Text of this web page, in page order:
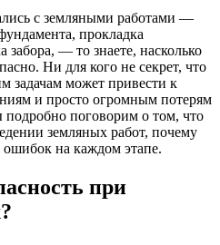
с земляными работами —
прокладка
— то знаете, насколько
Ни для кого не секрет, что
задачам может привести к
и просто огромным потерям
поговорим о том, что
земляных работ, почему
ошибок на каждом этапе.
при